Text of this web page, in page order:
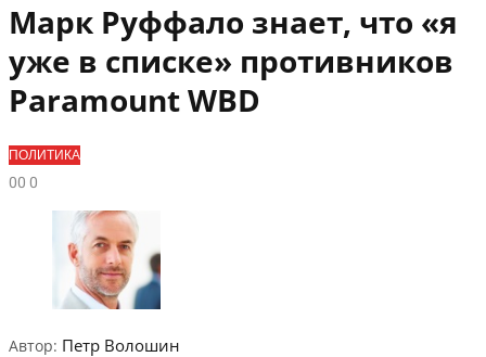
Марк Руффало знает, что «я
уже в списке» противников
Paramount WBD
ПОЛИТИКА
000
Автор: Петр Волошин